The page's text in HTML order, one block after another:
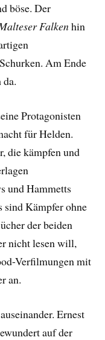
böse. Der
Falkenhin
Am Ende
da.
Protagonisten
für Helden.
die kämpfen und
und Hammetts
sind Kämpfer ohne
der beiden
nicht lesen will,
Verfilmungen mit
an.
Ernest
auf der